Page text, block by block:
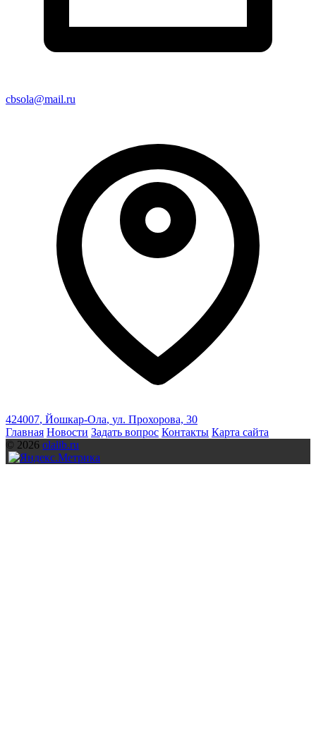
cbsola@mail.ru
424007, Йошкар-Ола, ул. Прохорова, 30
Главная Новости Задать вопрос Контакты Карта сайта
© 2026 olalib.ru